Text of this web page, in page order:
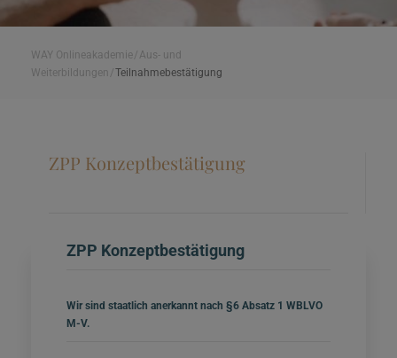
WAY Onlineakademie/ Aus- und
Weiterbildungen /Teilnahmebestätigung
ZPP Konzeptbestätigung
ZPP Konzeptbestätigung
Wir sind staatlich anerkannt nach §6 Absatz 1 WBLVO
M-V.